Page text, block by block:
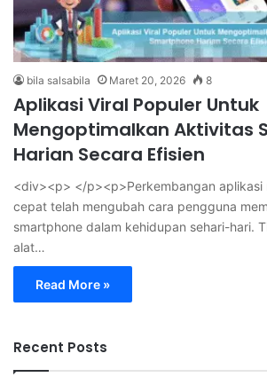
bila salsabila Maret 20, 2026 8
Aplikasi Viral Populer Untuk
Mengoptimalkan Aktivitas
Harian Secara Efisien
<div><p> </p><p>Perkembangan aplikasi
cepat telah mengubah cara pengguna
smartphone dalam kehidupan sehari-hari.
alat…
Read More »
Recent Posts